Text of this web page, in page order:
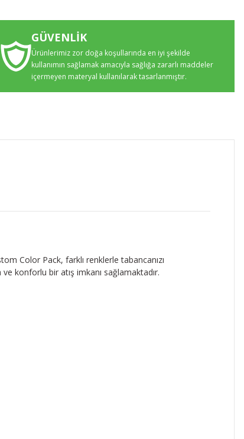
GÜVENLİK
Ürünlerimiz zor doğa koşullarında en iyi şekilde
kullanımın sağlamak amacıyla sağlığa zararlı maddeler
içermeyen materyal kullanılarak tasarlanmıştır.
Color Pack, farklı renklerle tabancanızı
konforlu bir atış imkanı sağlamaktadır.